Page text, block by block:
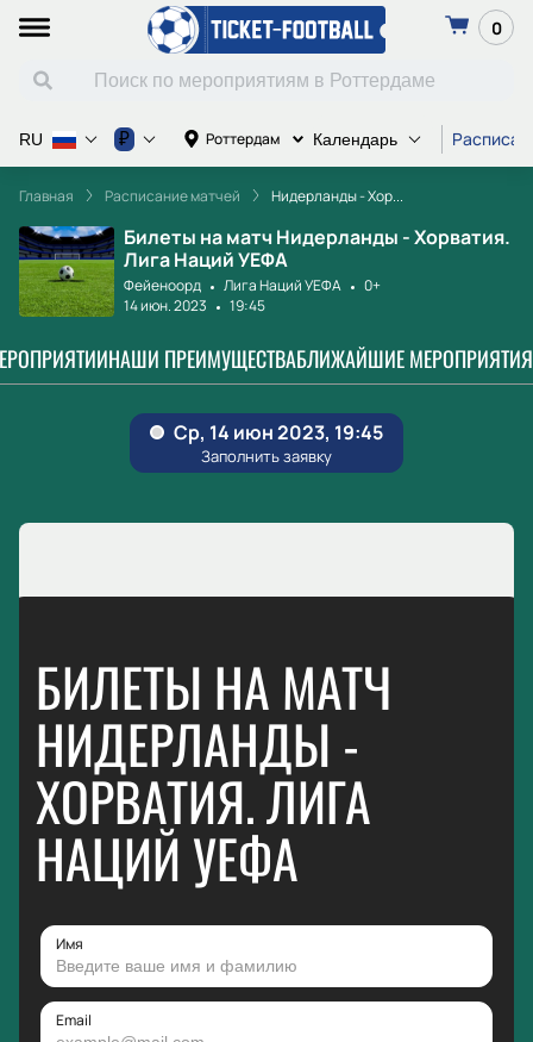
0
Роттердам Календарь
RU ₽
Главная Расписание матчей Нидерланды - Хор...
Билеты на матч Нидерланды - Хорватия.
Лига Наций УЕФА
Фейеноорд Лига Наций УЕФА
0+
14 июн. 2023
19:45
НАШИ ПРЕИМУЩЕСТВАБЛИЖАЙШИЕ МЕРОПРИЯТИЯ
БИЛЕТЫ НА МАТЧ
НИДЕРЛАНДЫ -
ХОРВАТИЯ. ЛИГА
НАЦИЙ УЕФА
Имя
Email